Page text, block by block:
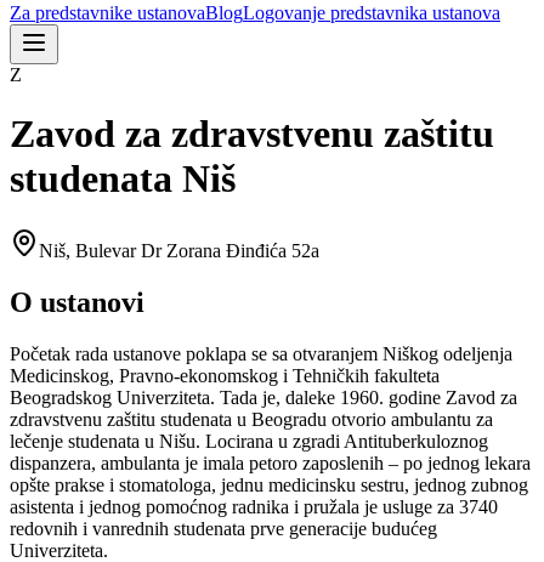
Za predstavnike ustanovaBlogLogovanje predstavnika ustanova
Z
Zavod za zdravstvenu zaštitu
studenata Niš
Niš, Bulevar Dr Zorana Đinđića 52a
O ustanovi
Početak rada ustanove poklapa se sa otvaranjem Niškog odeljenja
Medicinskog, Pravno-ekonomskog i Tehničkih fakulteta
Beogradskog Univerziteta. Tada je, daleke 1960. godine Zavod za
zdravstvenu zaštitu studenata u Beogradu otvorio ambulantu za
lečenje studenata u Nišu. Locirana u zgradi Antituberkuloznog
dispanzera, ambulanta je imala petoro zaposlenih – po jednog lekara
opšte prakse i stomatologa, jednu medicinsku sestru, jednog zubnog
asistenta i jednog pomoćnog radnika i pružala je usluge za 3740
redovnih i vanrednih studenata prve generacije budućeg
Univerziteta.